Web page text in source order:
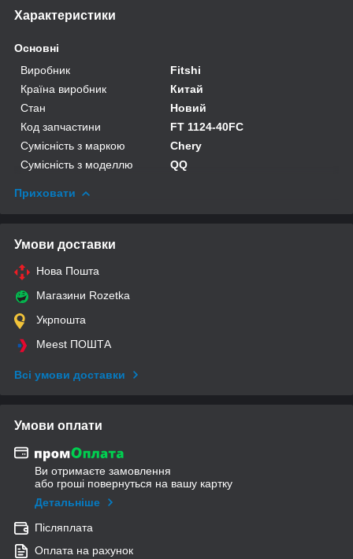
Характеристики
Основні
Виробник
Fitshi
Країна виробник
Китай
Стан
Новий
Код запчастини
FT 1124-40FC
Сумісність з маркою
Chery
Сумісність з моделлю
QQ
Приховати
Умови доставки
Нова Пошта
Магазини Rozetka
Укрпошта
Meest ПОШТА
Всі умови доставки
Умови оплати
Ви отримаєте замовлення
або гроші повернуться на вашу картку
Детальніше
Післяплата
Оплата на рахунок